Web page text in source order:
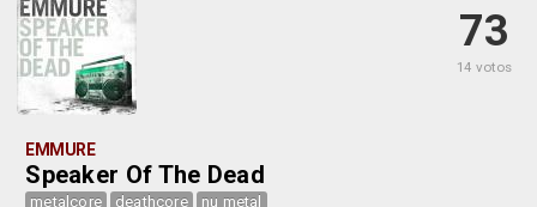
73
14 votos
EMMURE
Speaker Of The Dead
metalcore deathcore nu metal